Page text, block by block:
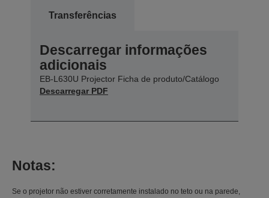
Transferências
Descarregar informações
adicionais
EB-L630U Projector Ficha de produto/Catálogo
Descarregar PDF
Notas:
Se o projetor não estiver corretamente instalado no teto ou na parede,